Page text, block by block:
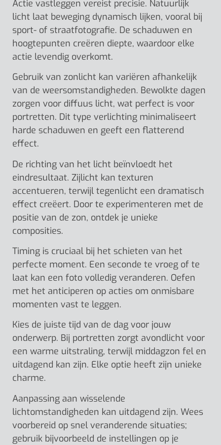
Actie vastleggen vereist precisie. Natuurlijk
licht laat beweging dynamisch lijken, vooral bij
sport- of straatfotografie. De schaduwen en
hoogtepunten creëren diepte, waardoor elke
actie levendig overkomt.
Gebruik van zonlicht kan variëren afhankelijk
van de weersomstandigheden. Bewolkte dagen
zorgen voor diffuus licht, wat perfect is voor
portretten. Dit type verlichting minimaliseert
harde schaduwen en geeft een flatterend
effect.
De richting van het licht beïnvloedt het
eindresultaat. Zijlicht kan texturen
accentueren, terwijl tegenlicht een dramatisch
effect creëert. Door te experimenteren met de
positie van de zon, ontdek je unieke
composities.
Timing is cruciaal bij het schieten van het
perfecte moment. Een seconde te vroeg of te
laat kan een foto volledig veranderen. Oefen
met het anticiperen op acties om onmisbare
momenten vast te leggen.
Kies de juiste tijd van de dag voor jouw
onderwerp. Bij portretten zorgt avondlicht voor
een warme uitstraling, terwijl middagzon fel en
uitdagend kan zijn. Elke optie heeft zijn unieke
charme.
Aanpassing aan wisselende
lichtomstandigheden kan uitdagend zijn. Wees
voorbereid op snel veranderende situaties;
gebruik bijvoorbeeld de instellingen op je